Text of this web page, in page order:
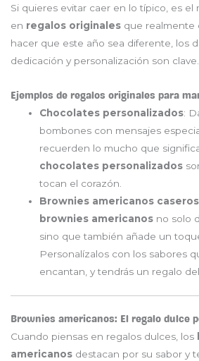
Si quieres evitar caer en lo típico, es
en regalos originales que realmente
hacer que este año sea diferente, los
dedicación y personalización son clave.
Ejemplos de regalos originales para
Chocolates personalizados:
bombones con mensajes
recuerden lo mucho que
chocolates personalizados
tocan el corazón.
Brownies americanos caseros
brownies americanos no solo
sino que también añade un
Personalízalos con los sabores
encantan, y tendrás un regalo
Brownies americanos: El regalo dulce
Cuando piensas en regalos dulces, los
americanos destacan por su sabor y